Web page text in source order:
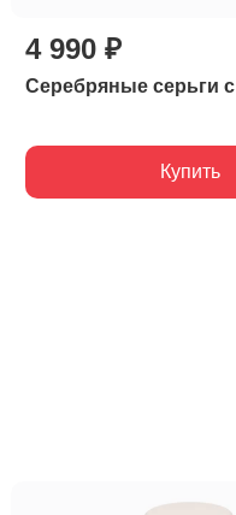
4 990 ₽
Серебряные серьги
Купить